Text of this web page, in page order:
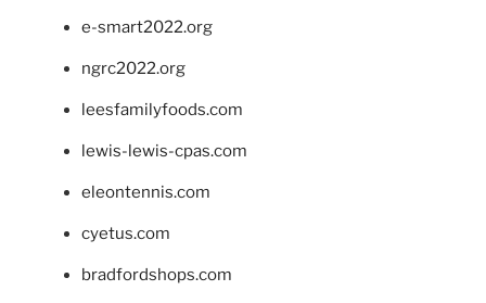
e-smart2022.org
ngrc2022.org
leesfamilyfoods.com
lewis-lewis-cpas.com
eleontennis.com
cyetus.com
bradfordshops.com